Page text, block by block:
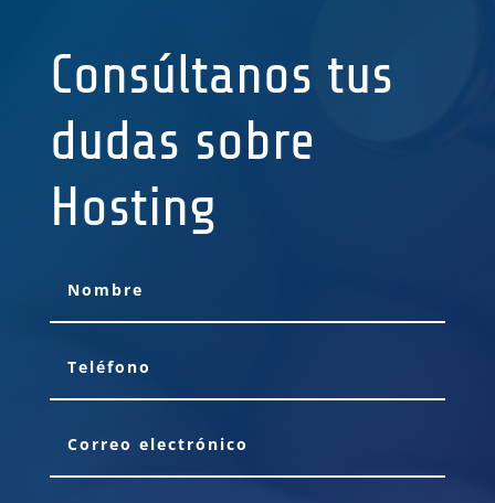
Consúltanos tus
dudas sobre
Hosting